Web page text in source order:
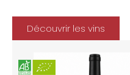
l’Appellation. La
sur sols de schistes,
Méditerranée.
Le vignoble du
agriculture
Découvrir les vins